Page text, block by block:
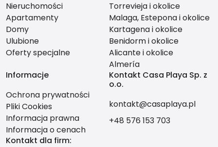
Nieruchomości
Apartamenty
Domy
Ulubione
Oferty specjalne
Torrevieja i okolice
Malaga, Estepona i okolice
Kartagena i okolice
Benidorm i okolice
Alicante i okolice
Almería
Informacje
Ochrona prywatności
Pliki Cookies
Informacja prawna
Informacja o cenach
Kontakt Casa Playa Sp. z
o.o.
kontakt@casaplaya.pl
+48 576 153 703
Kontakt dla firm: